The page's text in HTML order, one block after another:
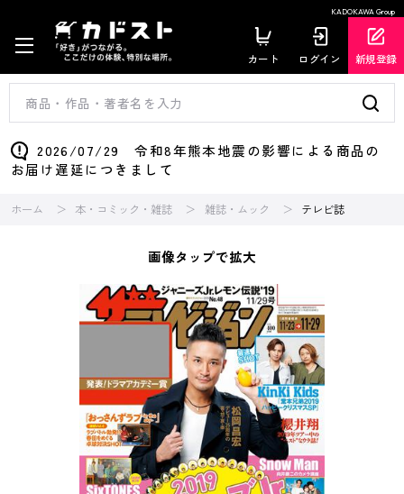
KADOKAWA Group
カート ログイン 新規登録
2026/07/29 令和8年熊本地震の影響による商品の
お届け遅延につきまして
ホーム 本・コミック・雑誌 雑誌・ムック テレビ誌
画像タップで拡大